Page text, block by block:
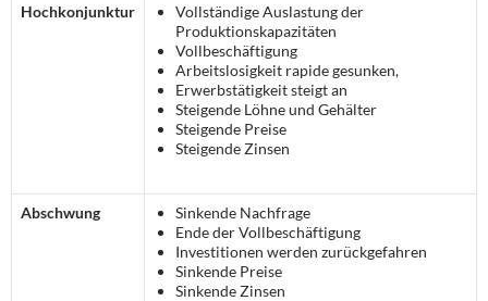
Hochkonjunktur
Vollständige Auslastung der
Produktionskapazitäten
Vollbeschäftigung
Arbeitslosigkeit rapide gesunken,
Erwerbstätigkeit steigt an
Steigende Löhne und Gehälter
Steigende Preise
Steigende Zinsen
Abschwung
Sinkende Nachfrage
Ende der Vollbeschäftigung
Investitionen werden zurückgefahren
Sinkende Preise
Sinkende Zinsen